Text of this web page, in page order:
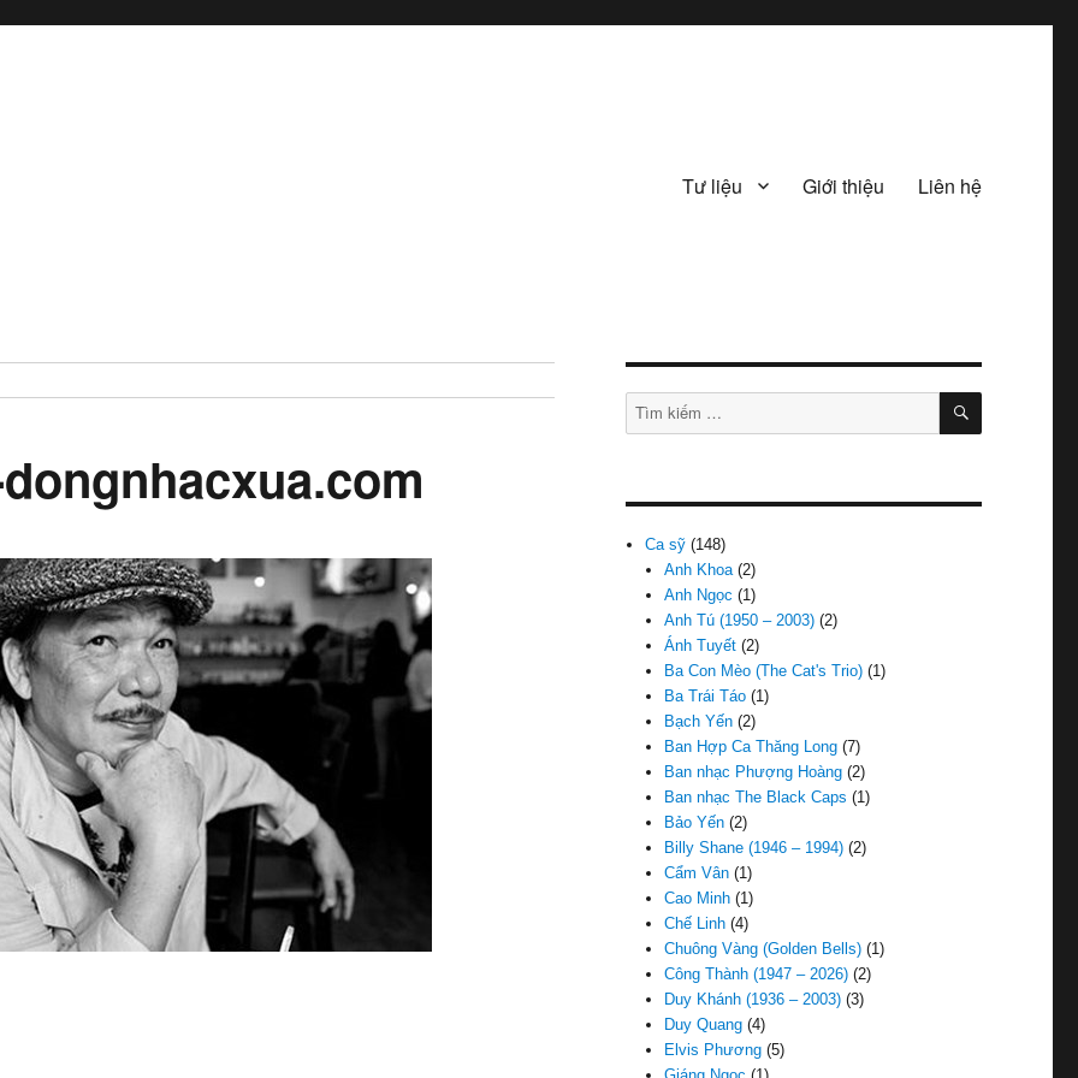
Tư liệu Giới thiệu Liên hệ
Tìm
kiếm:
TÌM
Ca sỹ (148)
Anh Khoa(2)
Anh Ngọc (1)
Anh Tú (1950 – 2003) (2)
Ánh Tuyết (2)
Ba Con Mèo (The Cat's Trio) (1)
Ba Trái Táo (1)
Bạch Yến (2)
Ban Hợp Ca Thăng Long (7)
Ban nhạc Phượng Hoàng (2)
Ban nhạc The Black Caps (1)
Bảo Yến (2)
Billy Shane (1946 – 1994) (2)
Cẩm Vân (1)
Cao Minh (1)
Chế Linh (4)
Chuông Vàng (Golden Bells) (1)
Công Thành (1947 – 2026) (2)
Duy Khánh (1936 – 2003) (3)
Duy Quang (4)
Elvis Phương (5)